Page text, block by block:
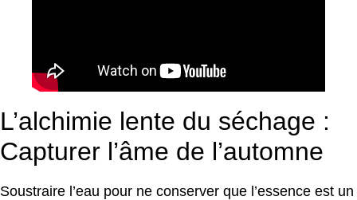
L’alchimie lente du séchage :
Capturer l’âme de l’automne
Soustraire l’eau pour ne conserver que l’essence est un